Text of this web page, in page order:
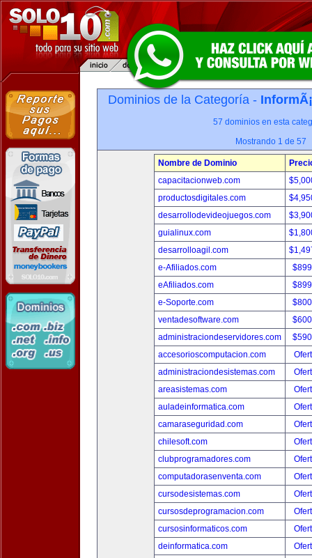
Dominios de la Categoría -
57 dominios en esta
Mostrando 1 de 57
Nombre de Dominio
capacitacionweb.com
productosdigitales.com
desarrollodevideojuegos.com
guialinux.com
desarrolloagil.com
e-Afiliados.com
eAfiliados.com
e-Soporte.com
ventadesoftware.com
administraciondeservidores.com
accesorioscomputacion.com
administraciondesistemas.com
areasistemas.com
auladeinformatica.com
camaraseguridad.com
chilesoft.com
clubprogramadores.com
computadorasenventa.com
cursodesistemas.com
cursosdeprogramacion.com
cursosinformaticos.com
deinformatica.com